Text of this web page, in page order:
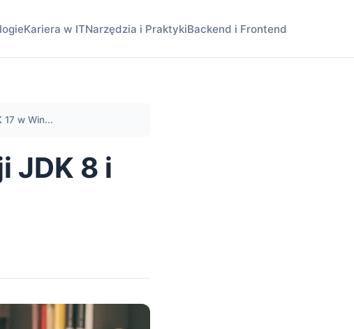
Kariera w ITNarzędzia i PraktykiBackend i Frontend
w Win...
JDK 8 i